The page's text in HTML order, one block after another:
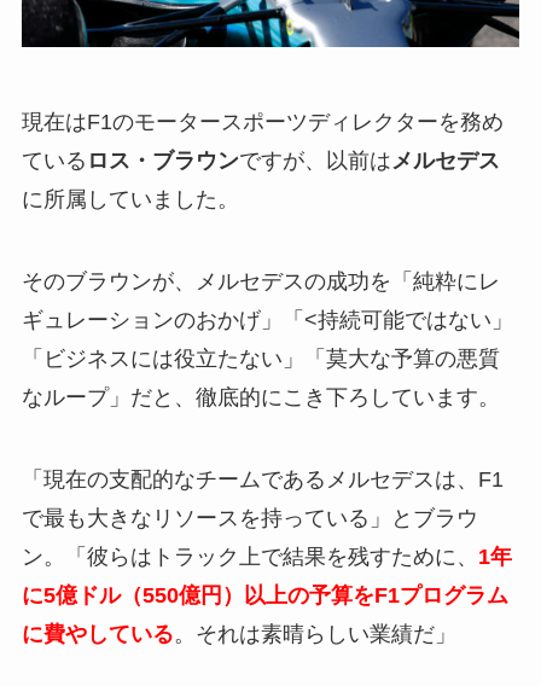
現在はF1のモータースポーツディレクターを務め
ている ロス・ブラウンですが、以前はメルセデス
に所属していました。
そのブラウンが、メルセデスの成功を「純粋にレ
ギュレーションのおかげ」「<持続可能ではない」
「ビジネスには役立たない」「莫大な予算の悪質
なループ」だと、徹底的にこき下ろしています。
「現在の支配的なチームであるメルセデスは、F1
で最も大きなリソースを持っている」とブラウ
ン。「彼らはトラック上で結果を残すために、 1年
に5億ドル（550億円）以上の予算をF1プログラム
に費やしている。それは素晴らしい業績だ」